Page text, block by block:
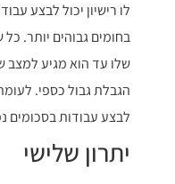
לו רישיון יכול לבצע
בחומים גבוהים יותר. כל
שלו עד הוא מגיע למצב
הגבלת גבול כספי.
לבצע עבודות בסכומים
יתרון שלישי